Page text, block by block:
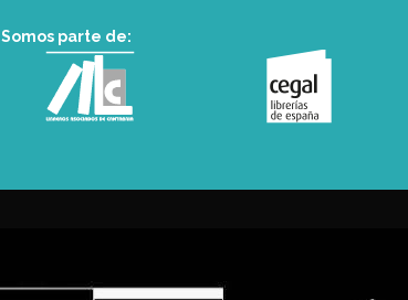
Somos parte de: